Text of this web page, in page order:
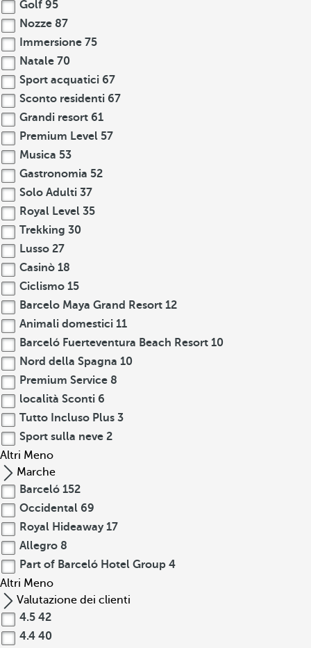
Golf 95
Nozze 87
Immersione 75
Natale 70
Sport acquatici 67
Sconto residenti 67
Grandi resort 61
Premium Level 57
Musica 53
Gastronomia 52
Solo Adulti 37
Royal Level 35
Trekking 30
Lusso 27
Casinò 18
Ciclismo 15
Barcelo Maya Grand Resort 12
Animali domestici 11
Barceló Fuerteventura Beach Resort 10
Nord della Spagna 10
Premium Service 8
località Sconti 6
Tutto Incluso Plus 3
Sport sulla neve 2
Altri Meno
Marche
Barceló 152
Occidental 69
Royal Hideaway 17
Allegro 8
Part of Barceló Hotel Group 4
Altri Meno
Valutazione dei clienti
4.5 42
4.4 40